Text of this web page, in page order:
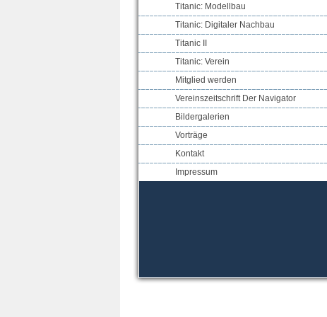
Titanic: Modellbau
Titanic: Digitaler Nachbau
Titanic II
Titanic: Verein
Mitglied werden
Vereinszeitschrift Der Navigator
Bildergalerien
Vorträge
Kontakt
Impressum